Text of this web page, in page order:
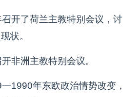
开了荷兰主教特别会议，讨
状。
非洲主教特别会议。
1990年东欧政治情势改变，